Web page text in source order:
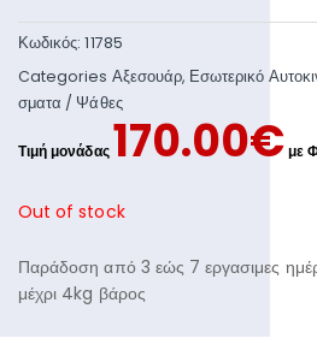
Κωδικός:11785
Categories Αξεσουάρ, Εσωτερικό
σματα / Ψάθες
170.00€
Out of stock
Παράδοση από 3 εώς 7 εργασιμες
μέχρι 4kg βάρος